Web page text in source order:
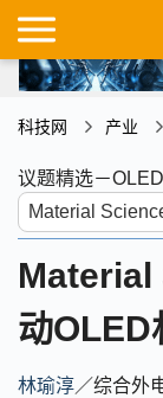
科技网 产业
议题精选－
动OLED
林瑜淳／综合外